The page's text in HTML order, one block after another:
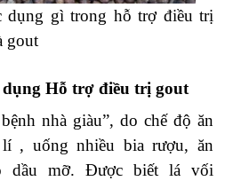
dụng gì trong hỗ trợ điều trị
gout
Hỗ trợ điều trị gout
nhà giàu”, do chế độ ăn
, uống nhiều bia rượu, ăn
dầu mỡ. Được biết lá vối